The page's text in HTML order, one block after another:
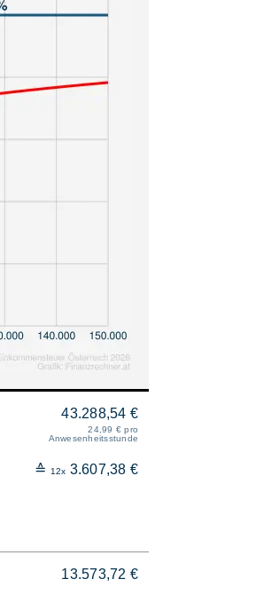
43.288,54 €
24,99 € pro
Anwesenheitsstunde
≙ 12x 3.607,38 €
13.573,72 €